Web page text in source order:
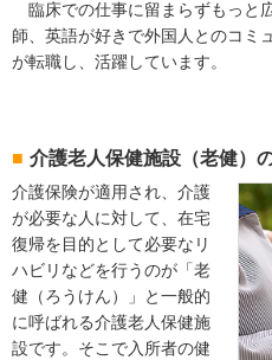
臨床での仕事に留まらずもっと
師、英語が好きで外国人とのコミ
が転職し、活躍しています。
介護老人保健施設（老健）
介護保険が適用され、介護
が必要な人に対して、在宅
復帰を目的として必要なリ
ハビリなどを行うのが「老
健（ろうけん）」と一般的
に呼ばれる介護老人保健施
設です。そこで入所者の健